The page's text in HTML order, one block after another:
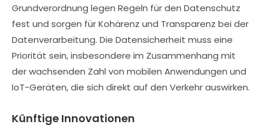
Grundverordnung legen Regeln für den Datenschutz
fest und sorgen für Kohärenz und Transparenz bei der
Datenverarbeitung. Die Datensicherheit muss eine
Priorität sein, insbesondere im Zusammenhang mit
der wachsenden Zahl von mobilen Anwendungen und
IoT-Geräten, die sich direkt auf den Verkehr auswirken.
Künftige Innovationen